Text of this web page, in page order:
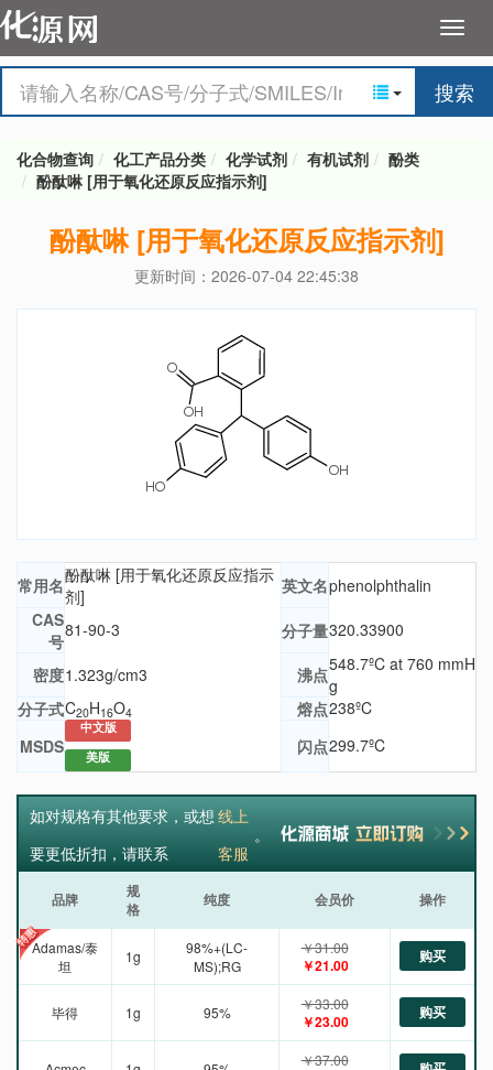
搜索
化合物查询 化工产品分类 化学试剂 有机试剂
酚类
酚酞啉 [用于氧化还原反应指示剂]
酚酞啉 [用于氧化还原反应指示剂]
更新时间：2026-07-04 22:45:38
常用名酚酞啉 [用于氧化还原反应指示
剂]
英文名phenolphthalin
CAS
号
81-90-3 分子量320.33900
密度1.323g/cm3 沸点548.7ºC at 760 mmH
g
分子式C20H16O4 熔点238ºC
MSDS
中文版
美版
闪点299.7ºC
如对规格有其他要求，或想
要更低折扣，请联系
线上
客服
。
品牌
规
格
纯度 会员价 操作
Adamas/泰
坦
1g
98%+(LC-
MS);RG
￥31.00
￥21.00 购买
毕得 1g 95% ￥33.00
￥23.00 购买
￥37.00